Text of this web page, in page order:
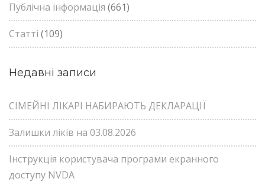
Публічна інформація (661)
Статті (109)
Недавні записи
СІМЕЙНІ ЛІКАРІ НАБИРАЮТЬ ДЕКЛАРАЦІЇ
Залишки ліків на 03.08.2026
Інструкція користувача програми екранного
доступу NVDA